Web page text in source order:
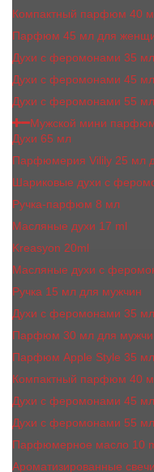
Компактный парфюм 40
Парфюм 45 мл для
Духи с феромонами 35
Духи с феромонами 45
Духи с феромонами 55
Мужской мини
Духи 65 мл
Парфюмерия Vilily 25 мл
Шариковые духи с
Ручка-парфюм 8 мл
Масляные духи 17 ml
Kreasyon 20ml
Масляные духи c
Ручка 15 мл для мужчин
Духи с феромонами 35
Парфюм 30 мл для
Парфюм Apple Style 35
Компактный парфюм 40
Духи с феромонами 45
Духи с феромонами 55
Парфюмерное масло 10
Ароматизированные свечи